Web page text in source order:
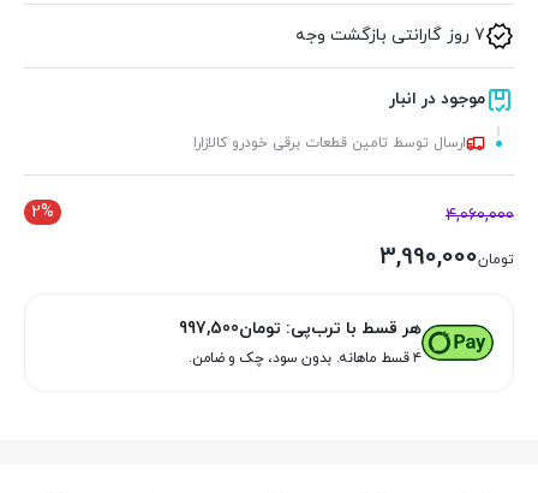
7 روز گارانتی بازگشت وجه
موجود در انبار
ارسال توسط تامین قطعات برقی خودرو کالازارا
2% 4,060,000
تومان3,990,000
هر قسط با ترب‌پی: تومان997,500
۴ قسط ماهانه. بدون سود، چک و ضامن.